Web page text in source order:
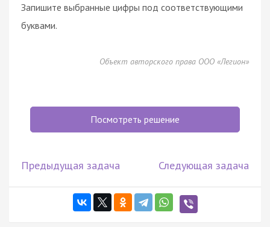
Запишите выбранные цифры под соответствующими
буквами.
Объект авторского права ООО «Легион»
Посмотреть решение
Предыдущая задача Следующая задача